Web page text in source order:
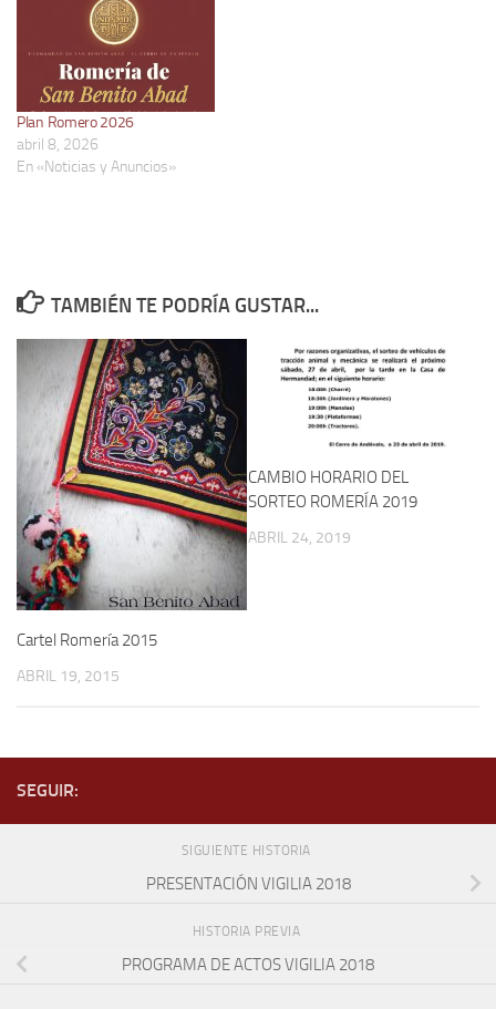
Plan Romero 2026
abril 8, 2026
En «Noticias y Anuncios»
TAMBIÉN TE PODRÍA GUSTAR...
Cartel Romería 2015
ABRIL 19, 2015
CAMBIO HORARIO DEL
SORTEO ROMERÍA 2019
ABRIL 24, 2019
SEGUIR:
SIGUIENTE HISTORIA
PRESENTACIÓN VIGILIA 2018
HISTORIA PREVIA
PROGRAMA DE ACTOS VIGILIA 2018